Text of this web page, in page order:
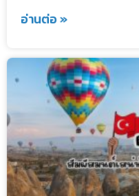
อ่านต่อ »